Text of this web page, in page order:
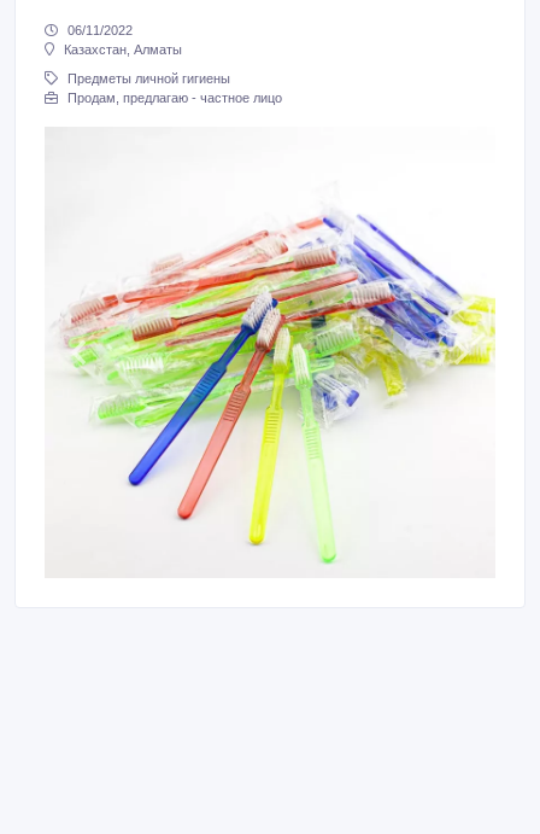
06/11/2022
Казахстан, Алматы
Предметы личной гигиены
Продам, предлагаю - частное лицо